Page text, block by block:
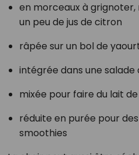
en morceaux à
un peu de jus de citron
râpée sur un bol de
intégrée dans une salade
mixée pour faire du lait
réduite en purée pour
smoothies